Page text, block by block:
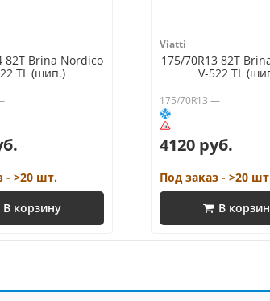
82T Brina Nordico
TL (шип.)
- >20 шт.
В корзину
Viatti
175/70R13 82T
V-522 TL
175/70R13 —
4120 руб.
Под заказ - >20
В